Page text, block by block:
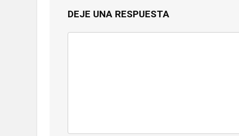
DEJE UNA RESPUESTA